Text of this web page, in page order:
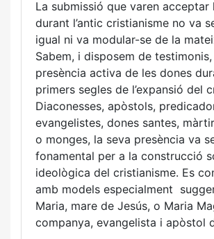
La submissió que varen acceptar
durant l’antic cristianisme no va
igual ni va modular-se de la
Sabem, i disposem de
presència activa de les dones
primers segles de l’expansió del
Diaconesses, apòstols,
evangelistes, dones santes,
o monges, la seva presència va
fonamental per a la construcció
ideològica del cristianisme. Es
amb models especialment
Maria, mare de Jesús, o Maria
companya, evangelista i apòstol